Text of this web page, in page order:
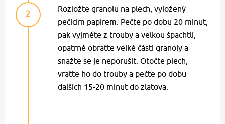
2
Rozložte granolu na plech, vyložený
pečícím papírem. Pečte po dobu 20 minut,
pak vyjměte z trouby a velkou špachtlí,
opatrně obraťte velké části granoly a
snažte se je neporušit. Otočte plech,
vraťte ho do trouby a pečte po dobu
dalších 15-20 minut do zlatova.